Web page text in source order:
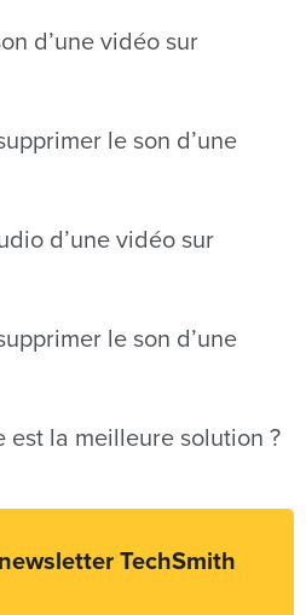
d’une vidéo sur
le son d’une
d’une vidéo sur
le son d’une
est la meilleure solution ?
TechSmith